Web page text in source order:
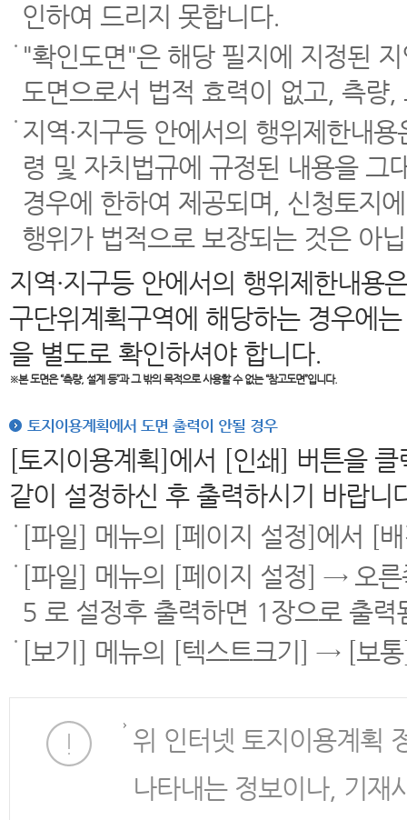
인하여 드리지 못합니다.
"확인도면"은 해당 필지에 지정된
도면으로서 법적 효력이 없고, 측량
지역·지구등 안에서의 행위제한내
령 및 자치법규에 규정된 내용을 그
경우에 한하여 제공되며, 신청토지
행위가 법적으로 보장되는 것은 아
지역·지구등 안에서의 행위제한내용
구단위계획구역에 해당하는 경우에
을 별도로 확인하셔야 합니다.
※본 도면은“측량, 설계 등”과 그 밖의 목적으로 사용할 수 없는 “참고도면”입니다.
토지이용계획에서 도면 출력이 안될 경우
[토지이용계획]에서 [인쇄] 버튼을
같이 설정하신 후 출력하시기 바랍니
[파일] 메뉴의 [페이지 설정]에서 [
[파일] 메뉴의 [페이지 설정] → 오
5 로 설정후 출력하면 1장으로 출력
[보기] 메뉴의 [텍스트크기] → [보
위 인터넷 토지이용계획
나타내는 정보이나, 기재